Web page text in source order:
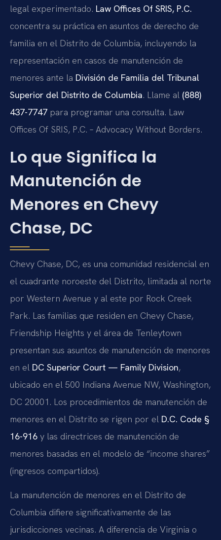
legal experimentado. Law Offices Of SRIS, P.C.
concentra su práctica en asuntos de derecho de
familia en el Distrito de Columbia, incluyendo la
representación en casos de manutención de
menores ante la División de Familia del Tribunal
Superior del Distrito de Columbia. Llame al (888)
437-7747 para programar una consulta. Law
Offices Of SRIS, P.C. – Advocacy Without Borders.
Lo que Significa la
Manutención de
Menores en Chevy
Chase, DC
Chevy Chase, DC, es una comunidad residencial en
el cuadrante noroeste del Distrito, limitada al norte
por Western Avenue y al este por Rock Creek
Park. Las familias que residen en Chevy Chase,
Friendship Heights y el área de Tenleytown
presentan sus asuntos de manutención de menores
en el DC Superior Court — Family Division,
ubicado en el 500 Indiana Avenue NW, Washington,
DC 20001. Los procedimientos de manutención de
menores en el Distrito se rigen por el D.C. Code §
16-916 y las directrices de manutención de
menores basadas en el modelo de “income shares”
(ingresos compartidos).
La manutención de menores en el Distrito de
Columbia difiere significativamente de las
jurisdicciones vecinas. A diferencia de Virginia o